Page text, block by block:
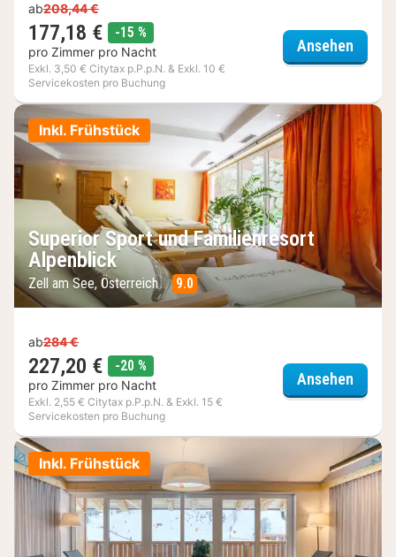
ab208,44 €
177,18 € -15 %
pro Zimmer pro Nacht
Exkl. 3,50 € Citytax p.P.p.N. & Exkl. 10 €
Servicekosten pro Buchung
Ansehen
Inkl. Frühstück
Superior Sport und Familienresort
Alpenblick
Zell am See, Österreich 9.0
ab284 €
227,20 € -20 %
pro Zimmer pro Nacht
Exkl. 2,55 € Citytax p.P.p.N. & Exkl. 15 €
Servicekosten pro Buchung
Ansehen
Inkl. Frühstück